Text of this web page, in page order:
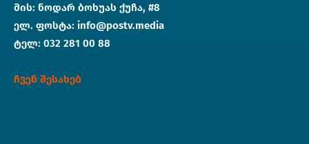
მის: ნოდარ ბოხუას ქუჩა, #8
ელ. ფოსტა: info@postv.media
ტელ: 032 281 00 88
ჩვენ შესახებ